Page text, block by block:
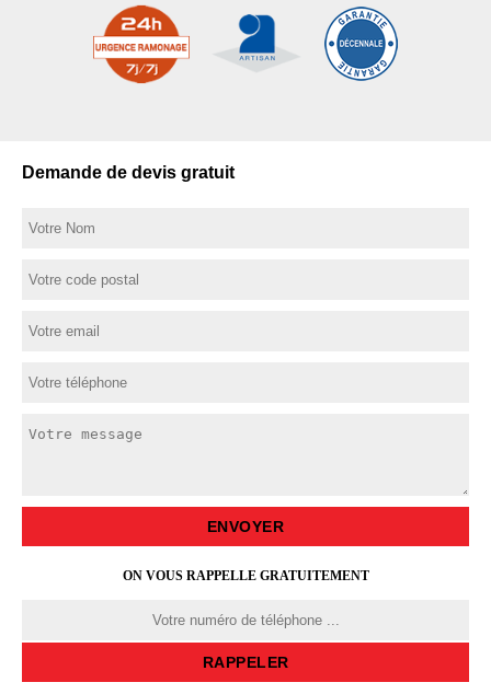
Demande de devis gratuit
ON VOUS RAPPELLE GRATUITEMENT